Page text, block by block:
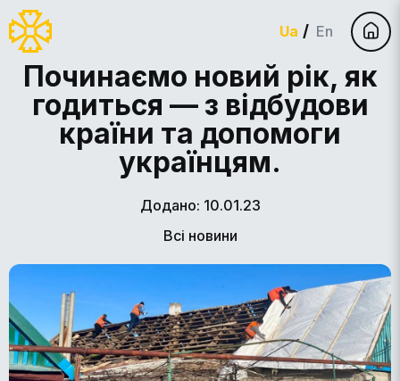
Ua En
Починаємо новий рік, як
годиться — з відбудови
країни та допомоги
українцям.
Додано: 10.01.23
Всі новини